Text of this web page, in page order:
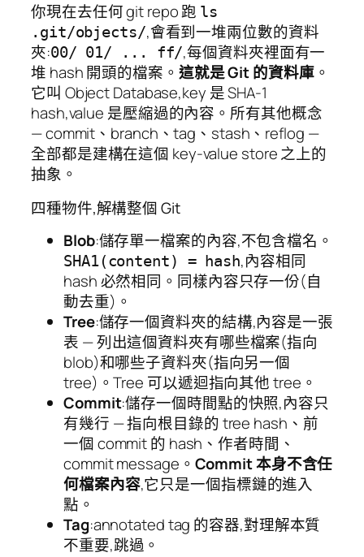
你現在去任何 git repo 跑 ls
.git/objects/,會看到一堆兩位數的資料
夾:00/ 01/ ... ff/,每個資料夾裡面有一
堆 hash 開頭的檔案。 這就是 Git 的資料庫。
它叫 Object Database,key 是 SHA-1
hash,value 是壓縮過的內容。所有其他概念
— commit、branch、tag、stash、reflog —
全部都是建構在這個 key-value store 之上的
抽象。
四種物件,解構整個 Git
Blob:儲存單一檔案的內容,不包含檔名。
SHA1(content) = hash,內容相同
hash 必然相同。同樣內容只存一份(自
動去重)。
Tree:儲存一個資料夾的結構,內容是一張
表 — 列出這個資料夾有哪些檔案(指向
blob)和哪些子資料夾(指向另一個
tree)。Tree 可以遞迴指向其他 tree。
Commit:儲存一個時間點的快照,內容只
有幾行 — 指向根目錄的 tree hash、前
一個 commit 的 hash、作者時間、
commit message。 Commit 本身不含任
何檔案內容,它只是一個指標鏈的進入
點。
Tag:annotated tag 的容器,對理解本質
不重要,跳過。